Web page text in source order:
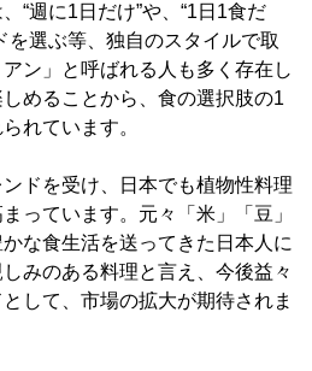
“週に1日だけ”や、“1日1食だ
を選ぶ等、独自のスタイルで取
ン」と呼ばれる人も多く存在し
めることから、食の選択肢の1
れています。
ンドを受け、日本でも植物性料理
っています。元々「米」「豆」
かな食生活を送ってきた日本人に
みのある料理と言え、今後益々
して、市場の拡大が期待されま